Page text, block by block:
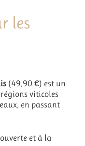
les
(49,90 €) est un
viticoles
en passant
et à la